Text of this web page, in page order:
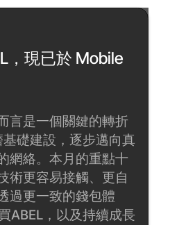
，現已於 Mobile
言是一個關鍵的轉折
礎建設，逐步邁向真
網絡。本月的重點十
術更容易接觸、更自
過更一致的錢包體
ABEL，以及持續成長